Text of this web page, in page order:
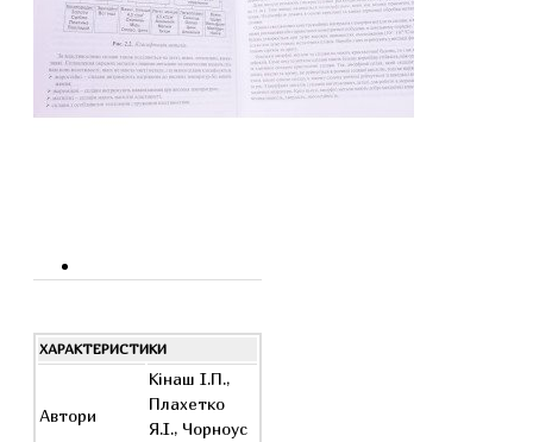
ХАРАКТЕРИСТИКИ
Автори
Кінаш І.П.,
Плахетко
Я.І., Чорноус